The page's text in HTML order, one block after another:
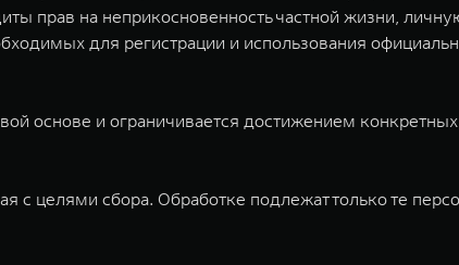
прав на неприкосновенность частной жизни,
для регистрации и использования
основе и ограничивается достижением
с целями сбора. Обработке подлежат только те